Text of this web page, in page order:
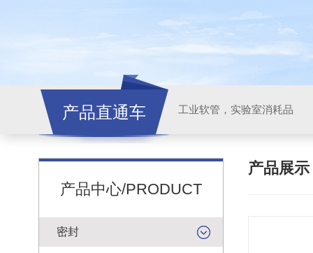
产品直通车 工业软管，实验室消耗品
产品中心/PRODUCT
密封
产品展示